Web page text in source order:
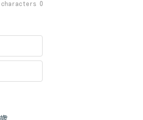
characters 0